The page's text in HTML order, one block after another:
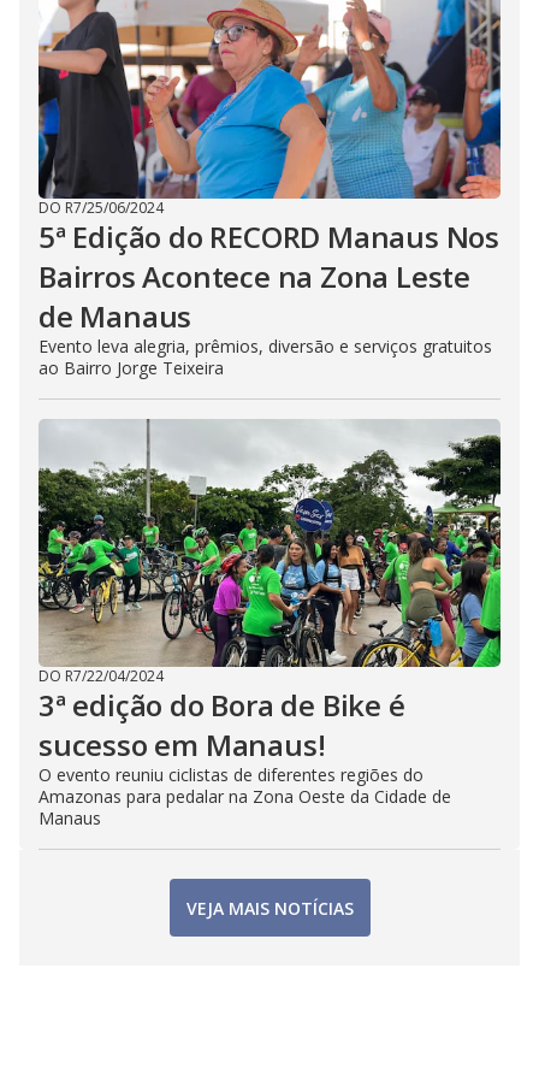
DO R7/25/06/2024
5ª Edição do RECORD Manaus Nos
Bairros Acontece na Zona Leste
de Manaus
Evento leva alegria, prêmios, diversão e serviços gratuitos
ao Bairro Jorge Teixeira
DO R7/22/04/2024
3ª edição do Bora de Bike é
sucesso em Manaus!
O evento reuniu ciclistas de diferentes regiões do
Amazonas para pedalar na Zona Oeste da Cidade de
Manaus
VEJA MAIS NOTÍCIAS